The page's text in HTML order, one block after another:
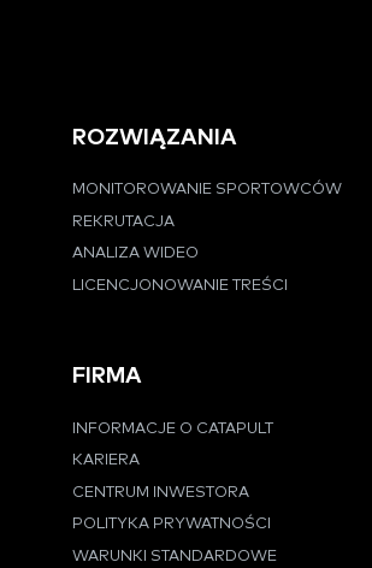
ROZWIĄZANIA
MONITOROWANIE SPORTOWCÓW
REKRUTACJA
ANALIZA WIDEO
LICENCJONOWANIE TREŚCI
FIRMA
INFORMACJE O CATAPULT
KARIERA
CENTRUM INWESTORA
POLITYKA PRYWATNOŚCI
WARUNKI STANDARDOWE